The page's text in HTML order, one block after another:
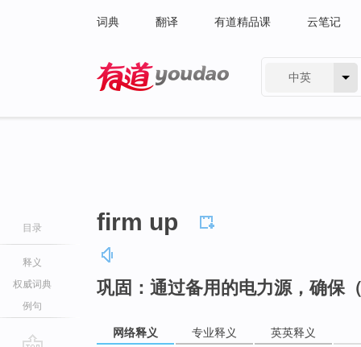
词典 翻译 有道精品课 云笔记
中英
目录
释义
权威词典
例句
firm up
巩固：通过备用的电力源，确保
网络释义 专业释义 英英释义